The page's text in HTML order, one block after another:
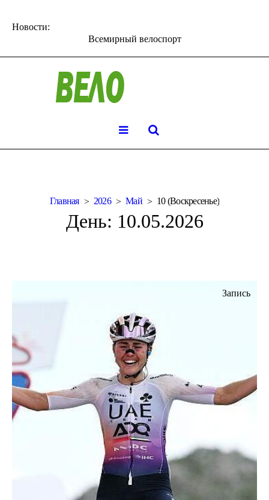
Новости:
Всемирный велоспорт
Главная 2026 Май 10 (Воскресенье)
День: 10.05.2026
Запись